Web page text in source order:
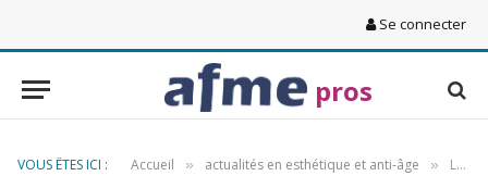
Se connecter
pros
VOUS ÊTES ICI : Accueil » actualités en esthétique et anti-âge » La technique pour épiler définitivement la moustache